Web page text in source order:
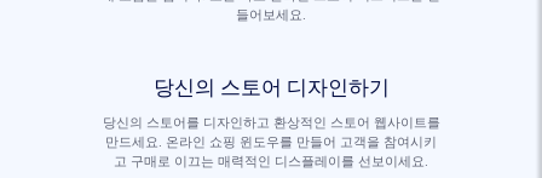
들어보세요.
당신의 스토어 디자인하기
당신의 스토어를 디자인하고 환상적인 스토어 웹사이트를
만드세요. 온라인 쇼핑 윈도우를 만들어 고객을 참여시키
고 구매로 이끄는 매력적인 디스플레이를 선보이세요.